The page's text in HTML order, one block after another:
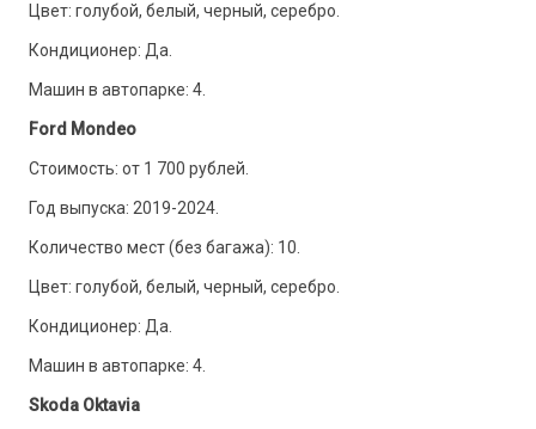
Цвет: голубой, белый, черный, серебро.
Кондиционер: Да.
Машин в автопарке: 4.
Ford Mondeo
Стоимость: от 1 700 рублей.
Год выпуска: 2019-2024.
Количество мест (без багажа): 10.
Цвет: голубой, белый, черный, серебро.
Кондиционер: Да.
Машин в автопарке: 4.
Skoda Oktavia